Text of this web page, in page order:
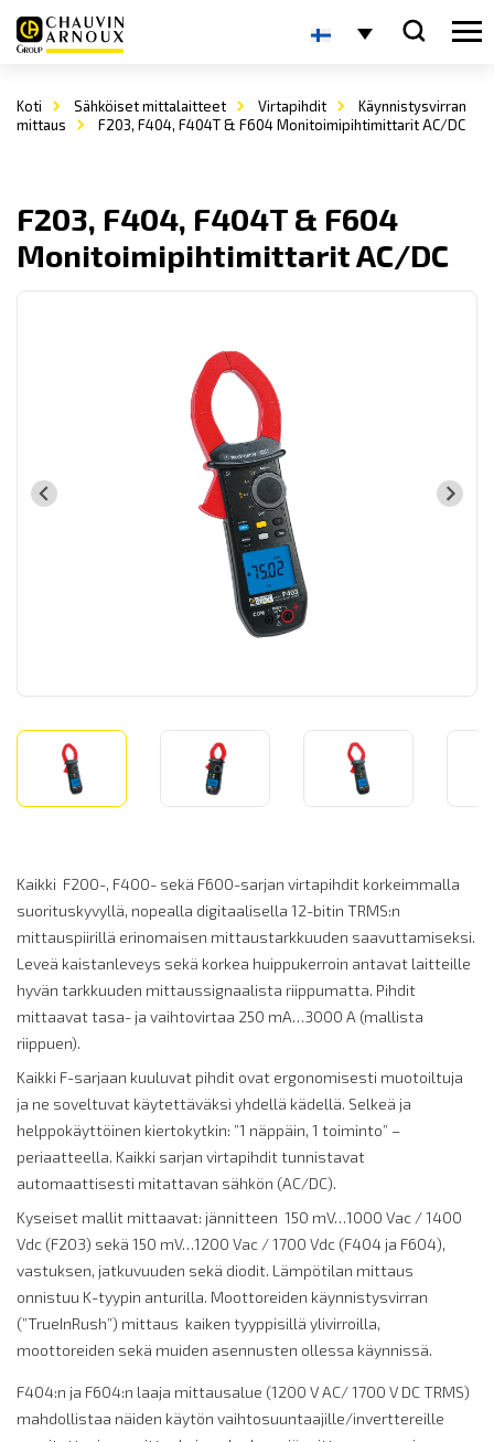
Koti Sähköiset mittalaitteet Virtapihdit
Käynnistysvirran
mittaus
F203, F404, F404T & F604 Monitoimipihtimittarit AC/DC
F203, F404, F404T & F604
Monitoimipihtimittarit AC/DC
Kaikki F200-, F400- sekä F600-sarjan virtapihdit korkeimmalla
suorituskyvyllä, nopealla digitaalisella 12-bitin TRMS:n
mittauspiirillä erinomaisen mittaustarkkuuden saavuttamiseksi.
Leveä kaistanleveys sekä korkea huippukerroin antavat laitteille
hyvän tarkkuuden mittaussignaalista riippumatta. Pihdit
mittaavat tasa- ja vaihtovirtaa 250 mA…3000 A (mallista
riippuen).
Kaikki F-sarjaan kuuluvat pihdit ovat ergonomisesti muotoiltuja
ja ne soveltuvat käytettäväksi yhdellä kädellä. Selkeä ja
helppokäyttöinen kiertokytkin: ”1 näppäin, 1 toiminto” –
periaatteella. Kaikki sarjan virtapihdit tunnistavat
automaattisesti mitattavan sähkön (AC/DC).
Kyseiset mallit mittaavat: jännitteen 150 mV…1000 Vac / 1400
Vdc (F203) sekä 150 mV…1200 Vac / 1700 Vdc (F404 ja F604),
vastuksen, jatkuvuuden sekä diodit. Lämpötilan mittaus
onnistuu K-tyypin anturilla. Moottoreiden käynnistysvirran
(”TrueInRush”) mittaus kaiken tyyppisillä ylivirroilla,
moottoreiden sekä muiden asennusten ollessa käynnissä.
F404:n ja F604:n laaja mittausalue (1200 V AC/ 1700 V DC TRMS)
mahdollistaa näiden käytön vaihtosuuntaajille/inverttereille